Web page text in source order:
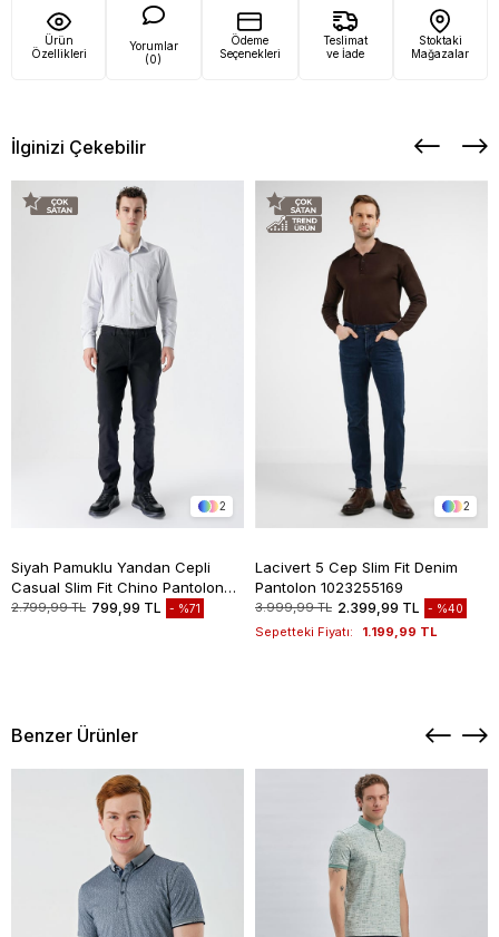
Ürün
Özellikleri
Yorumlar
(0)
Ödeme
Seçenekleri
Teslimat
ve İade
Stoktaki
Mağazalar
İlginizi Çekebilir
2
Siyah Pamuklu Yandan Cepli
Casual Slim Fit Chino Pantolon
1003235117
2.799,99 TL 799,99 TL %71
2
Lacivert 5 Cep Slim Fit Denim
Pantolon 1023255169
3.999,99 TL 2.399,99 TL %40
Sepetteki Fiyatı: 1.199,99 TL
Benzer Ürünler